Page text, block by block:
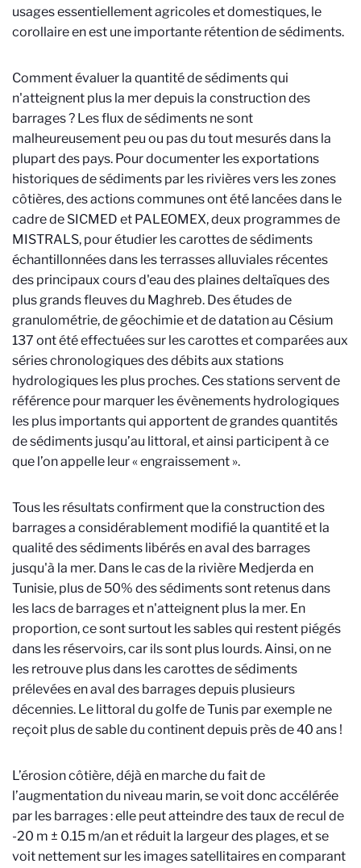
usages essentiellement agricoles et domestiques, le
corollaire en est une importante rétention de sédiments.
Comment évaluer la quantité de sédiments qui
n'atteignent plus la mer depuis la construction des
barrages ? Les flux de sédiments ne sont
malheureusement peu ou pas du tout mesurés dans la
plupart des pays. Pour documenter les exportations
historiques de sédiments par les rivières vers les zones
côtières, des actions communes ont été lancées dans le
cadre de SICMED et PALEOMEX, deux programmes de
MISTRALS, pour étudier les carottes de sédiments
échantillonnées dans les terrasses alluviales récentes
des principaux cours d'eau des plaines deltaïques des
plus grands fleuves du Maghreb. Des études de
granulométrie, de géochimie et de datation au Césium
137 ont été effectuées sur les carottes et comparées aux
séries chronologiques des débits aux stations
hydrologiques les plus proches. Ces stations servent de
référence pour marquer les évènements hydrologiques
les plus importants qui apportent de grandes quantités
de sédiments jusqu’au littoral, et ainsi participent à ce
que l’on appelle leur « engraissement ».
Tous les résultats confirment que la construction des
barrages a considérablement modifié la quantité et la
qualité des sédiments libérés en aval des barrages
jusqu'à la mer. Dans le cas de la rivière Medjerda en
Tunisie, plus de 50% des sédiments sont retenus dans
les lacs de barrages et n'atteignent plus la mer. En
proportion, ce sont surtout les sables qui restent piégés
dans les réservoirs, car ils sont plus lourds. Ainsi, on ne
les retrouve plus dans les carottes de sédiments
prélevées en aval des barrages depuis plusieurs
décennies. Le littoral du golfe de Tunis par exemple ne
reçoit plus de sable du continent depuis près de 40 ans !
L’érosion côtière, déjà en marche du fait de
l’augmentation du niveau marin, se voit donc accélérée
par les barrages : elle peut atteindre des taux de recul de
-20 m ± 0.15 m/an et réduit la largeur des plages, et se
voit nettement sur les images satellitaires en comparant